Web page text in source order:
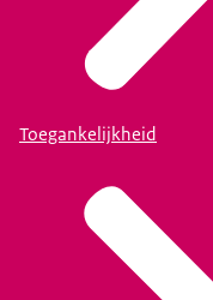
Toegankelijkheid